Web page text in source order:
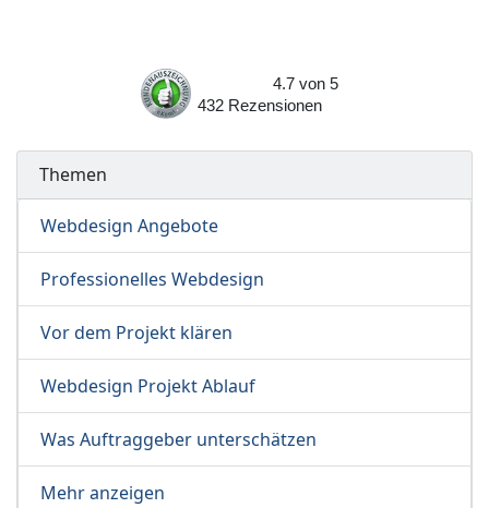
4.7 von 5
432
Rezensionen
Themen
Webdesign Angebote
Professionelles Webdesign
Vor dem Projekt klären
Webdesign Projekt Ablauf
Was Auftraggeber unterschätzen
Mehr anzeigen